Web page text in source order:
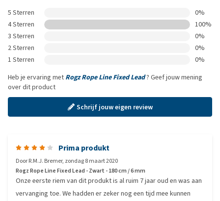
5 Sterren
0%
4 Sterren
100%
3 Sterren
0%
2 Sterren
0%
1 Sterren
0%
Heb je ervaring met Rogz Rope Line Fixed Lead? Geef jouw mening
over dit product
Schrijf jouw eigen review
Prima produkt
DoorR.M.J. Bremer, zondag 8 maart 2020
Rogz Rope Line Fixed Lead - Zwart - 180 cm / 6 mm
Onze eerste riem van dit produkt is al ruim 7 jaar oud en was aan
vervanging toe. We hadden er zeker nog een tijd mee kunnen